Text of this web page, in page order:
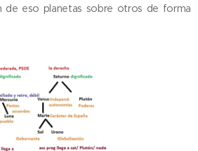
de eso planetas sobre otros de forma